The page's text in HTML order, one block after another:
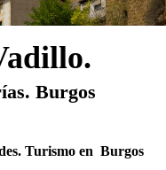
. Burgos
Turismo en Burgos